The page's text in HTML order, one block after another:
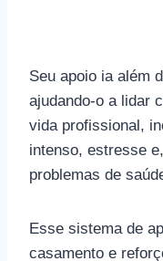
Seu apoio ia além
ajudando-o a lidar
vida profissional,
intenso, estresse
problemas de
Esse sistema de
casamento e